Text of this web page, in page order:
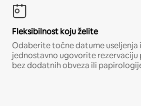
Fleksibilnost koju želite
Odaberite točne datume useljenja
jednostavno ugovorite
bez dodatnih obveza ili